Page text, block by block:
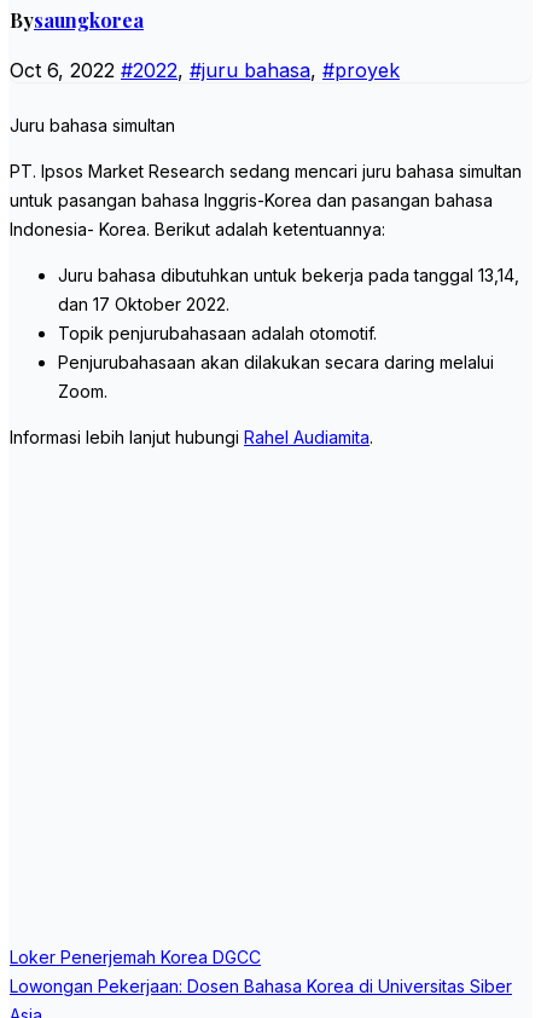
Bysaungkorea
Oct 6, 2022 #2022, #juru bahasa, #proyek
Juru bahasa simultan
PT. Ipsos Market Research sedang mencari juru bahasa simultan
untuk pasangan bahasa Inggris-Korea dan pasangan bahasa
Indonesia- Korea. Berikut adalah ketentuannya:
Juru bahasa dibutuhkan untuk bekerja pada tanggal 13,14,
dan 17 Oktober 2022.
Topik penjurubahasaan adalah otomotif.
Penjurubahasaan akan dilakukan secara daring melalui
Zoom.
Informasi lebih lanjut hubungi Rahel Audiamita.
Post
navigation
Loker Penerjemah Korea DGCC
Lowongan Pekerjaan: Dosen Bahasa Korea di Universitas Siber